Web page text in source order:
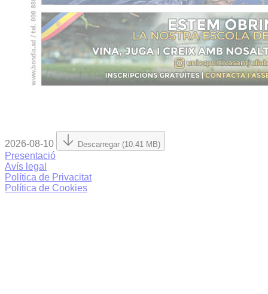
2026-08-10 Descarregar (10.41 MB)
Presentació
Avís legal
Política de Privacitat
Política de Cookies